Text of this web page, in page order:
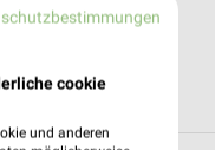
cookie
und anderen